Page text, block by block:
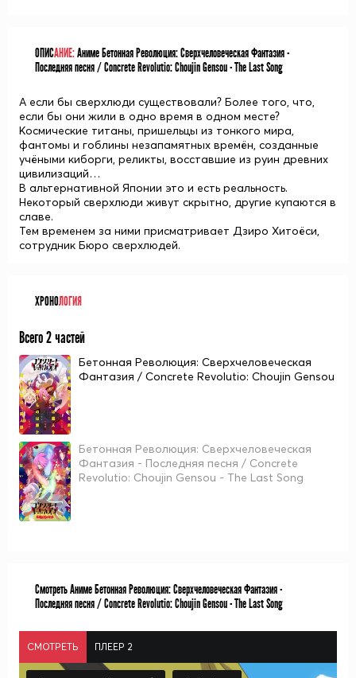
ОПИСАНИЕ:Аниме Бетонная Революция: Сверхчеловеческая Фантазия -
Последняя песня / Concrete Revolutio: Choujin Gensou - The Last Song
А если бы сверхлюди существовали? Более того, что,
если бы они жили в одно время в одном месте?
Космические титаны, пришельцы из тонкого мира,
фантомы и гоблины незапамятных времён, созданные
учёными киборги, реликты, восставшие из руин древних
цивилизаций…
В альтернативной Японии это и есть реальность.
Некоторый сверхлюди живут скрытно, другие купаются в
славе.
Тем временем за ними присматривает Дзиро Хитоёси,
сотрудник Бюро сверхлюдей.
ХРОНОЛОГИЯ
Всего 2 частей
Бетонная Революция: Сверхчеловеческая
Фантазия / Concrete Revolutio: Choujin Gensou
Бетонная Революция: Сверхчеловеческая
Фантазия - Последняя песня / Concrete
Revolutio: Choujin Gensou - The Last Song
Смотреть Аниме Бетонная Революция: Сверхчеловеческая Фантазия -
Последняя песня / Concrete Revolutio: Choujin Gensou - The Last Song
СМОТРЕТЬ ПЛЕЕР 2